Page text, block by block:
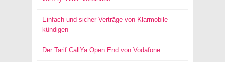
Einfach und sicher Verträge von Klarmobile
kündigen
Der Tarif CallYa Open End von Vodafone